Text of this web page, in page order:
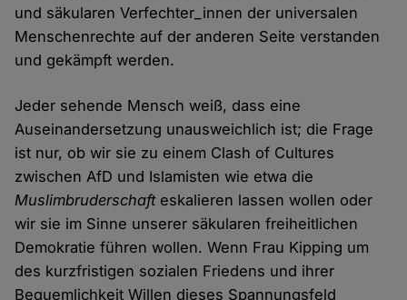
und säkularen Verfechter_innen der universalen
Menschenrechte auf der anderen Seite verstanden
und gekämpft werden.
Jeder sehende Mensch weiß, dass eine
Auseinandersetzung unausweichlich ist; die Frage
ist nur, ob wir sie zu einem Clash of Cultures
zwischen AfD und Islamisten wie etwa die
Muslimbruderschafteskalieren lassen wollen oder
wir sie im Sinne unserer säkularen freiheitlichen
Demokratie führen wollen. Wenn Frau Kipping um
des kurzfristigen sozialen Friedens und ihrer
Bequemlichkeit Willen dieses Spannungsfeld